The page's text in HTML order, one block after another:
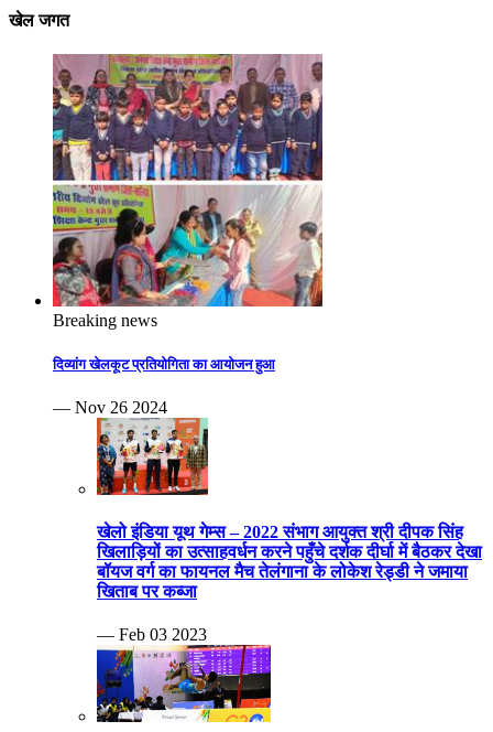
खेल जगत
Breaking news
दिव्यांग खेलकूट प्रतियोगिता का आयोजन हुआ
— Nov 26 2024
खेलो इंडिया यूथ गेम्स – 2022 संभाग आयुक्त श्री दीपक सिंह
खिलाड़ियों का उत्साहवर्धन करने पहुँचे दर्शक दीर्घा में बैठकर देखा
बॉयज वर्ग का फायनल मैच तेलंगाना के लोकेश रेड्डी ने जमाया
खिताब पर कब्जा
— Feb 03 2023